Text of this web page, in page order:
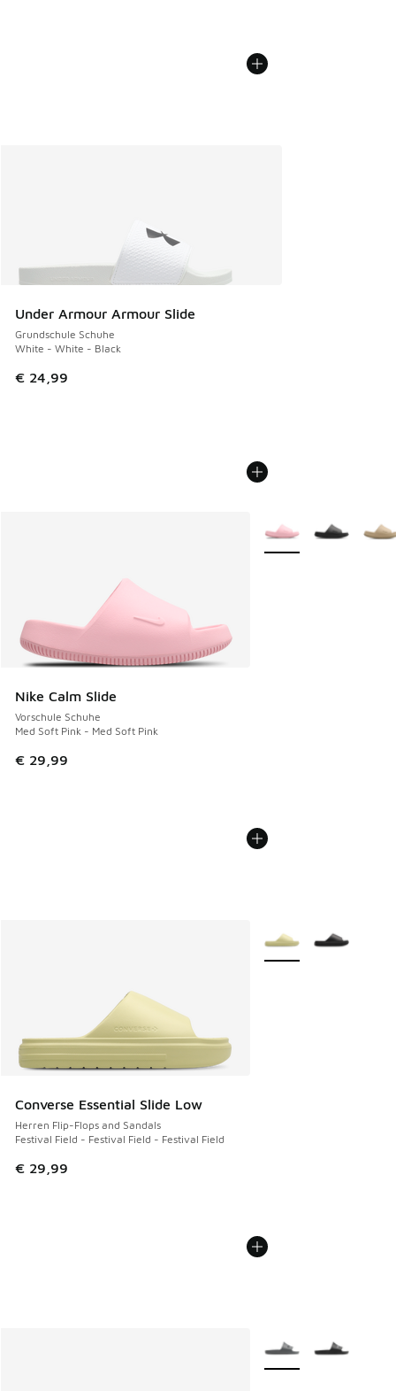
Under Armour Armour Slide
Grundschule Schuhe
White - White - Black
€ 24,99
Nike Calm Slide
Vorschule Schuhe
Med Soft Pink - Med Soft Pink
€ 29,99
Weitere Farben
Converse Essential Slide Low
Herren Flip-Flops and Sandals
Festival Field - Festival Field - Festival Field
€ 29,99
Weitere Farben
Weitere Farben